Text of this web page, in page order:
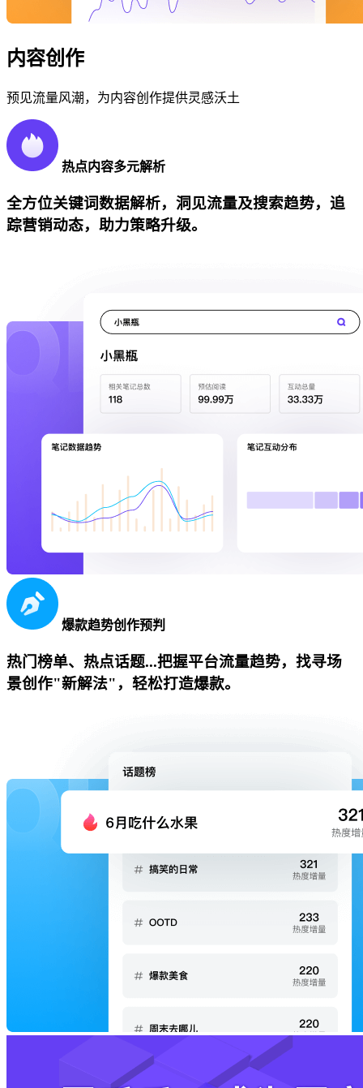
内容创作
预见流量风潮，为内容创作提供灵感沃土
热点内容多元解析
全方位关键词数据解析，洞见流量及搜索趋势，追
踪营销动态，助力策略升级。
爆款趋势创作预判
热门榜单、热点话题...把握平台流量趋势，找寻场
景创作"新解法"，轻松打造爆款。